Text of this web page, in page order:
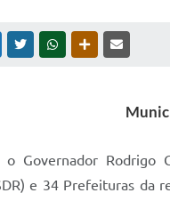
MESSENGER
TWITTERWHATSAPPOUTRAS MÍDIAS
Governador Rodrigo
e 34 Prefeituras da